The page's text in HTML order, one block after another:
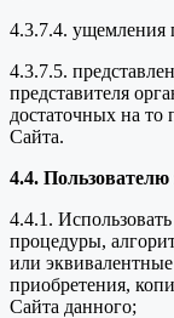
4.3.7.4. ущемления
4.3.7.5.
представителя
достаточных на то
Сайта.
4.4. Пользователю
4.4.1.
процедуры,
или
приобретения,
Сайта данного;